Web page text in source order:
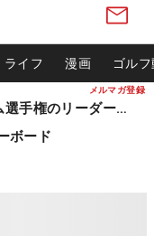
メルマガ登録
ライフ 漫画 ゴル
松山英樹ら出場 ウィンダム選手権のリーダーボード
ボード